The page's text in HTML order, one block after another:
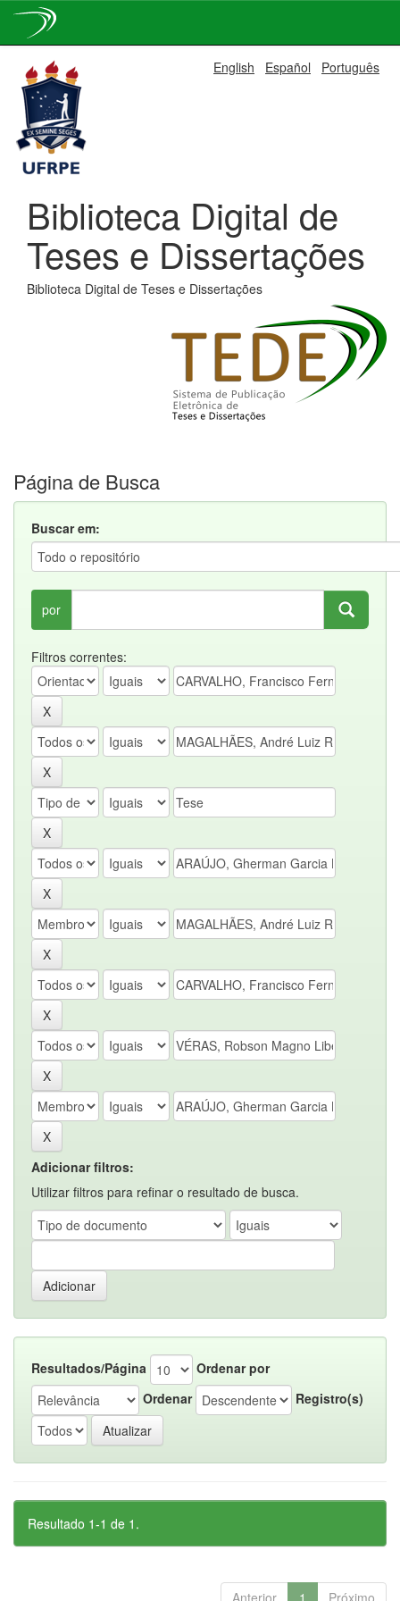
navigation
English Español Português
Biblioteca Digital de
Teses e Dissertações
Biblioteca Digital de Teses e Dissertações
Página de Busca
Buscar em:
por
Filtros correntes:
Adicionar filtros:
Utilizar filtros para refinar o resultado de busca.
Resultados/Página
Ordenar por
Ordenar
Registro(s)
Resultado 1-1 de 1.
Anterior 1 Próximo